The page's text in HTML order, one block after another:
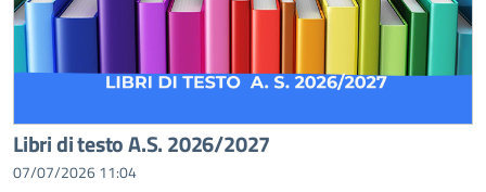
Libri di testo A.S. 2026/2027
07/07/2026 11:04